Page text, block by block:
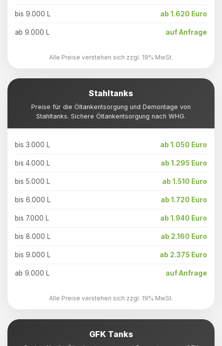
bis 9.000 L ab 1.620 Euro
ab 9.000 L auf Anfrage
Alle Preise verstehen sich zzgl. 19% MwSt.
Stahltanks
Preise für die Öltankentsorgung und Demontage von
Stahltanks. Sichere Öltankentsorgung nach WHG.
bis 3.000 L ab 1.050 Euro
bis 4.000 L ab 1.295 Euro
bis 5.000 L ab 1.510 Euro
bis 6.000 L ab 1.720 Euro
bis 7.000 L ab 1.940 Euro
bis 8.000 L ab 2.160 Euro
bis 9.000 L ab 2.375 Euro
ab 9.000 L auf Anfrage
Alle Preise verstehen sich zzgl. 19% MwSt.
GFK Tanks